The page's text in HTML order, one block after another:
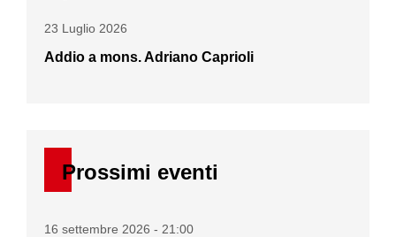
23 Luglio 2026
Addio a mons. Adriano Caprioli
Prossimi eventi
16 settembre 2026 - 21:00